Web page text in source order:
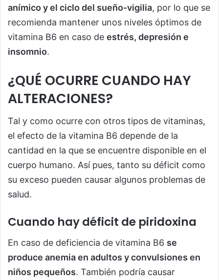
anímico y el ciclo del sueño-vigilia, por lo que se
recomienda mantener unos niveles óptimos de
vitamina B6 en caso de estrés, depresión e
insomnio.
¿QUÉ OCURRE CUANDO HAY
ALTERACIONES?
Tal y como ocurre con otros tipos de vitaminas,
el efecto de la vitamina B6 depende de la
cantidad en la que se encuentre disponible en el
cuerpo humano. Así pues, tanto su déficit como
su exceso pueden causar algunos problemas de
salud.
Cuando hay déficit de piridoxina
En caso de deficiencia de vitamina B6 se
produce anemia en adultos y convulsiones en
niños pequeños. También podría causar